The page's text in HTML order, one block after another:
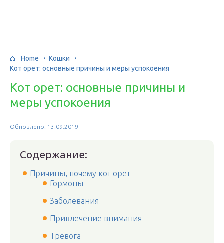
Home
Кошки
Кот орет: основные причины и меры успокоения
Кот орет: основные причины и
меры успокоения
Обновлено: 13.09.2019
Содержание:
Причины, почему кот орет
Гормоны
Заболевания
Привлечение внимания
Тревога